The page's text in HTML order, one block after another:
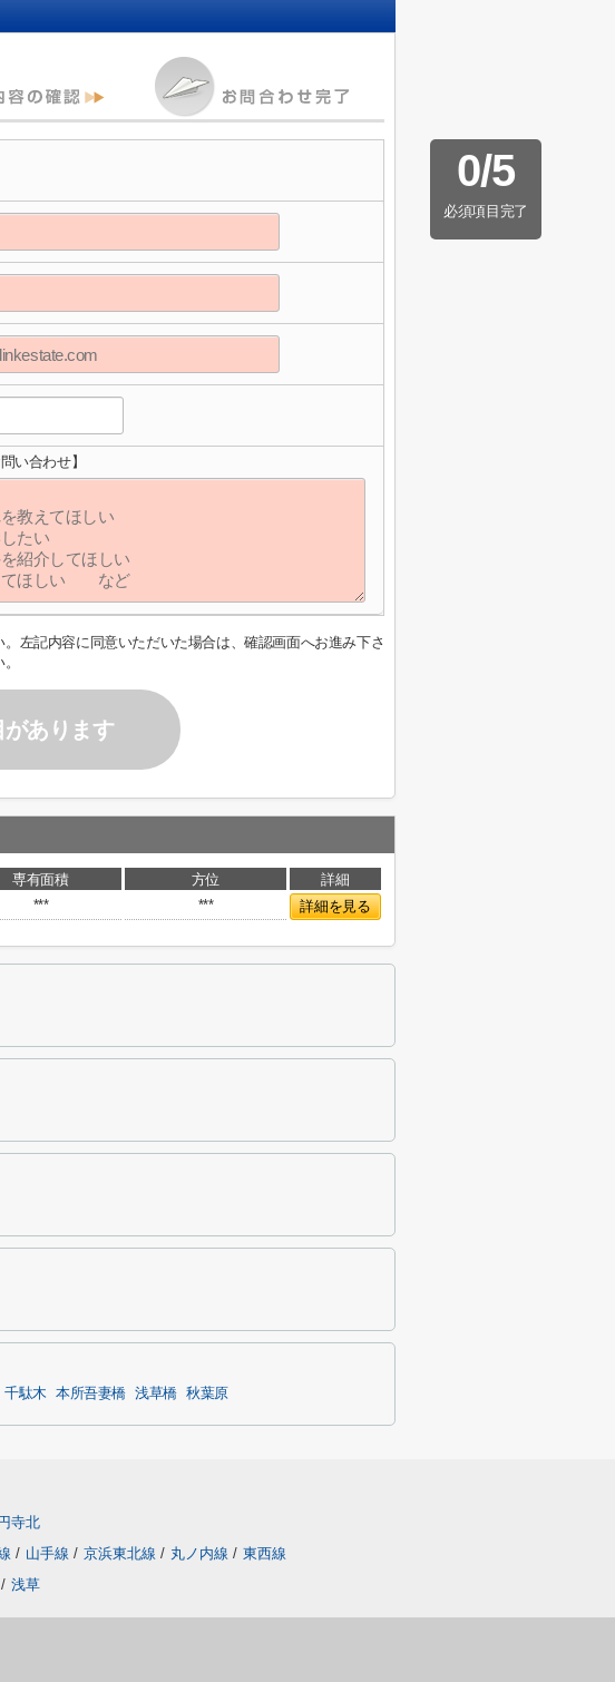
0/5
必須項目完了
い合わせ】
。左記内容に同意いただいた場合は、確認画面へお進み下さ
あります
専有面積 方位
詳細
*** *** 詳細を見る
千駄木 本所吾妻橋 浅草橋 秋葉原
寺北
/ 山手線 / 京浜東北線 / 丸ノ内線 / 東西線
/ 浅草